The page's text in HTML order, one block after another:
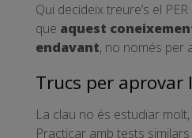
Qui decideix treure’s el
que aquest
endavant, no només per
Trucs per aprovar
La clau no és estudiar
Practicar amb tests similars